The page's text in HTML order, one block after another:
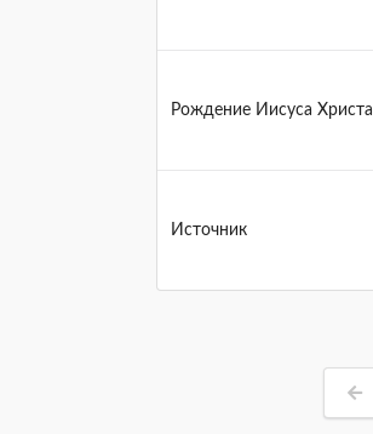
Рождение Иисуса Христа
Источник